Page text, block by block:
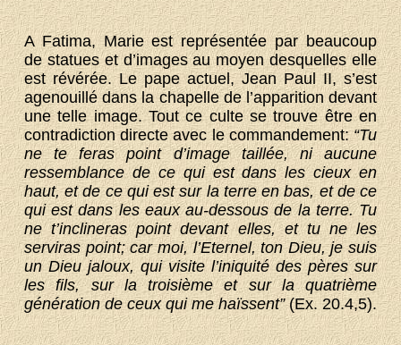
A Fatima, Marie est représentée par beaucoup
de statues et d’images au moyen desquelles elle
est révérée. Le pape actuel, Jean Paul II, s’est
agenouillé dans la chapelle de l’apparition devant
une telle image. Tout ce culte se trouve être en
contradiction directe avec le commandement:“Tu
ne te feras point d’image taillée, ni aucune
ressemblance de ce qui est dans les cieux en
haut, et de ce qui est sur la terre en bas, et de ce
qui est dans les eaux au-dessous de la terre. Tu
ne t’inclineras point devant elles, et tu ne les
serviras point; car moi, l’Eternel, ton Dieu, je suis
un Dieu jaloux, qui visite l’iniquité des pères sur
les fils, sur la troisième et sur la quatrième
génération de ceux qui me haïssent”(Ex. 20.4,5).